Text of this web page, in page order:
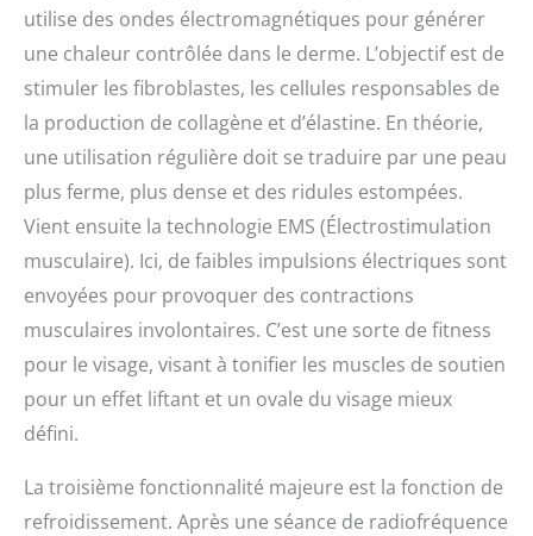
utilise des ondes électromagnétiques pour générer
une chaleur contrôlée dans le derme. L’objectif est de
stimuler les fibroblastes, les cellules responsables de
la production de collagène et d’élastine. En théorie,
une utilisation régulière doit se traduire par une peau
plus ferme, plus dense et des ridules estompées.
Vient ensuite la technologie EMS (Électrostimulation
musculaire). Ici, de faibles impulsions électriques sont
envoyées pour provoquer des contractions
musculaires involontaires. C’est une sorte de fitness
pour le visage, visant à tonifier les muscles de soutien
pour un effet liftant et un ovale du visage mieux
défini.
La troisième fonctionnalité majeure est la fonction de
refroidissement. Après une séance de radiofréquence